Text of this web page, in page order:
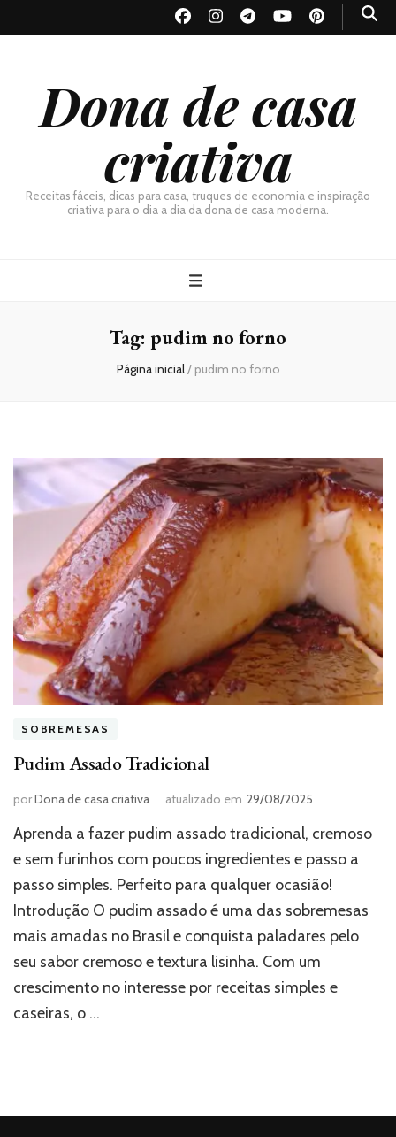
Dona de casa
criativa
Receitas fáceis, dicas para casa, truques de economia e inspiração
criativa para o dia a dia da dona de casa moderna.
Tag: pudim no forno
Página inicial/ pudim no forno
SOBREMESAS
Pudim Assado Tradicional
porDona de casa criativa atualizado em 29/08/2025
Aprenda a fazer pudim assado tradicional, cremoso
e sem furinhos com poucos ingredientes e passo a
passo simples. Perfeito para qualquer ocasião!
Introdução O pudim assado é uma das sobremesas
mais amadas no Brasil e conquista paladares pelo
seu sabor cremoso e textura lisinha. Com um
crescimento no interesse por receitas simples e
caseiras, o …